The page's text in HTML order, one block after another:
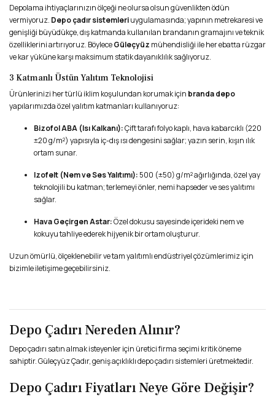
Depolama ihtiyaçlarınızın ölçeği ne olursa olsun güvenlikten ödün
vermiyoruz. Depo çadır sistemleriuygulamasında; yapının metrekaresi ve
genişliği büyüdükçe, dış katmanda kullanılan brandanın gramajını ve teknik
özelliklerini artırıyoruz. BöyleceGüleçyüz mühendisliği ile her ebatta rüzgar
ve kar yüküne karşı maksimum statik dayanıklılık sağlıyoruz.
3 Katmanlı Üstün Yalıtım Teknolojisi
Ürünlerinizi her türlü iklim koşulundan korumak için branda depo
yapılarımızda özel yalıtım katmanları kullanıyoruz:
Bizofol ABA (Isı Kalkanı):Çift tarafı folyo kaplı, hava kabarcıklı (220
±20 g/m²) yapısıyla iç-dış ısı dengesini sağlar; yazın serin, kışın ılık
ortam sunar.
Izofelt (Nem ve Ses Yalıtımı): 500 (±50) g/m² ağırlığında, özel yay
teknolojili bu katman; terlemeyi önler, nemi hapseder ve ses yalıtımı
sağlar.
Hava Geçirgen Astar:Özel dokusu sayesinde içerideki nem ve
kokuyu tahliye ederek hijyenik bir ortam oluşturur.
Uzun ömürlü, ölçeklenebilir ve tam yalıtımlı endüstriyel çözümlerimiz için
bizimle iletişime geçebilirsiniz.
Depo Çadırı Nereden Alınır?
Depo çadırı satın almak isteyenler için üretici firma seçimi kritik öneme
sahiptir. Güleçyüz Çadır, geniş açıklıklı depo çadırı sistemleri üretmektedir.
Depo Çadırı Fiyatları Neye Göre Değişir?